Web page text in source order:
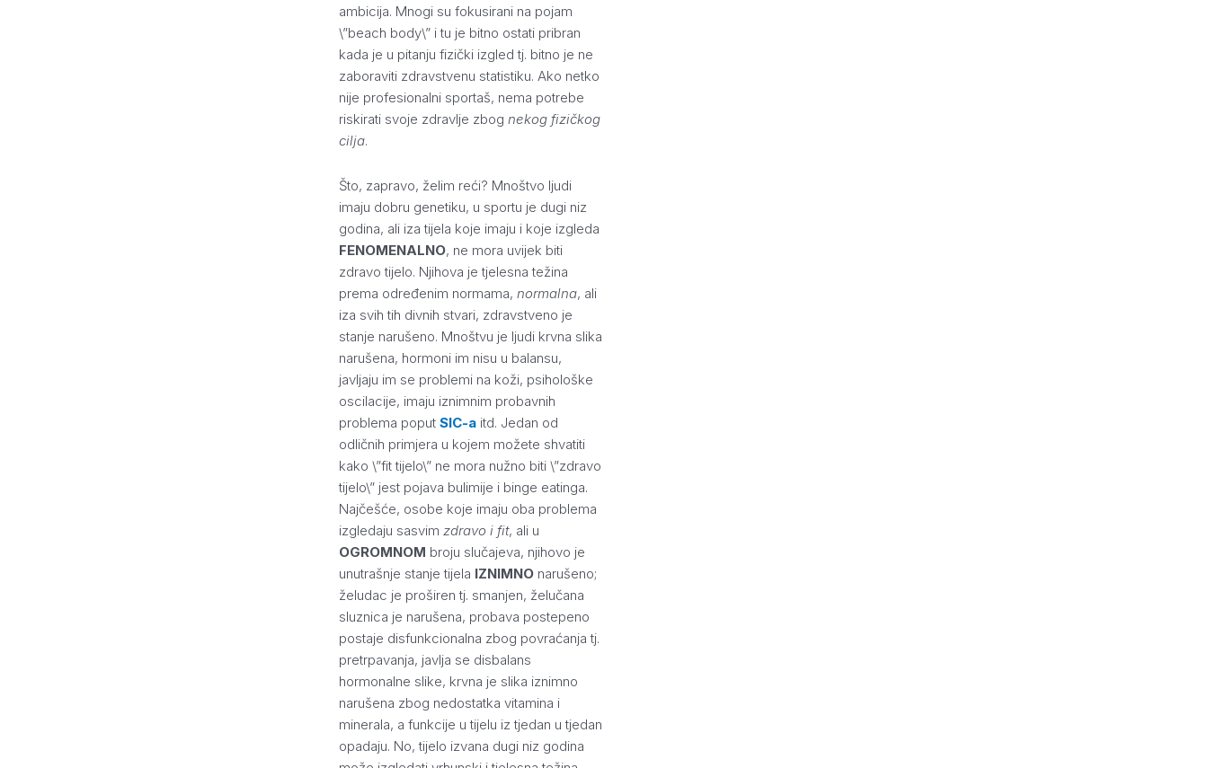
ambicija. Mnogi su fokusirani na pojam
\”beach body\” i tu je bitno ostati pribran
kada je u pitanju fizički izgled tj. bitno je ne
zaboraviti zdravstvenu statistiku. Ako netko
nije profesionalni sportaš, nema potrebe
riskirati svoje zdravlje zbog nekog fizičkog
cilja.
Što, zapravo, želim reći? Mnoštvo ljudi
imaju dobru genetiku, u sportu je dugi niz
godina, ali iza tijela koje imaju i koje izgleda
FENOMENALNO, ne mora uvijek biti
zdravo tijelo. Njihova je tjelesna težina
prema određenim normama, normalna, ali
iza svih tih divnih stvari, zdravstveno je
stanje narušeno. Mnoštvu je ljudi krvna slika
narušena, hormoni im nisu u balansu,
javljaju im se problemi na koži, psihološke
oscilacije, imaju iznimnim probavnih
problema poput SIC-a itd. Jedan od
odličnih primjera u kojem možete shvatiti
kako \”fit tijelo\” ne mora nužno biti \”zdravo
tijelo\” jest pojava bulimije i binge eatinga.
Najčešće, osobe koje imaju oba problema
izgledaju sasvim zdravo i fit, ali u
OGROMNOM broju slučajeva, njihovo je
unutrašnje stanje tijela IZNIMNO narušeno;
želudac je proširen tj. smanjen, želučana
sluznica je narušena, probava postepeno
postaje disfunkcionalna zbog povraćanja tj.
pretrpavanja, javlja se disbalans
hormonalne slike, krvna je slika iznimno
narušena zbog nedostatka vitamina i
minerala, a funkcije u tijelu iz tjedan u tjedan
opadaju. No, tijelo izvana dugi niz godina